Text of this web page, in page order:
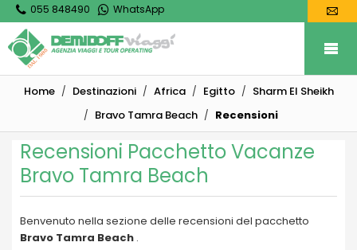
055 848490 WhatsApp
Home Destinazioni Africa Egitto
Sharm El Sheikh
Bravo Tamra Beach
Recensioni
Recensioni Pacchetto Vacanze
Bravo Tamra Beach
Benvenuto nella sezione delle recensioni del pacchetto
Bravo Tamra Beach .